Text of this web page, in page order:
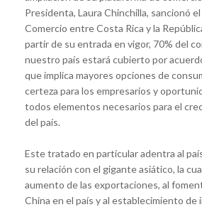
Presidenta, Laura Chinchilla, sancionó
Comercio entre Costa Rica y la
partir de su entrada en vigor, 70% del
nuestro país estará cubierto por
que implica mayores opciones de
certeza para los empresarios y
todos elementos necesarios para el
del país.
Este tratado en particular adentra al
su relación con el gigante asiático, la
aumento de las exportaciones, al
China en el país y al establecimiento